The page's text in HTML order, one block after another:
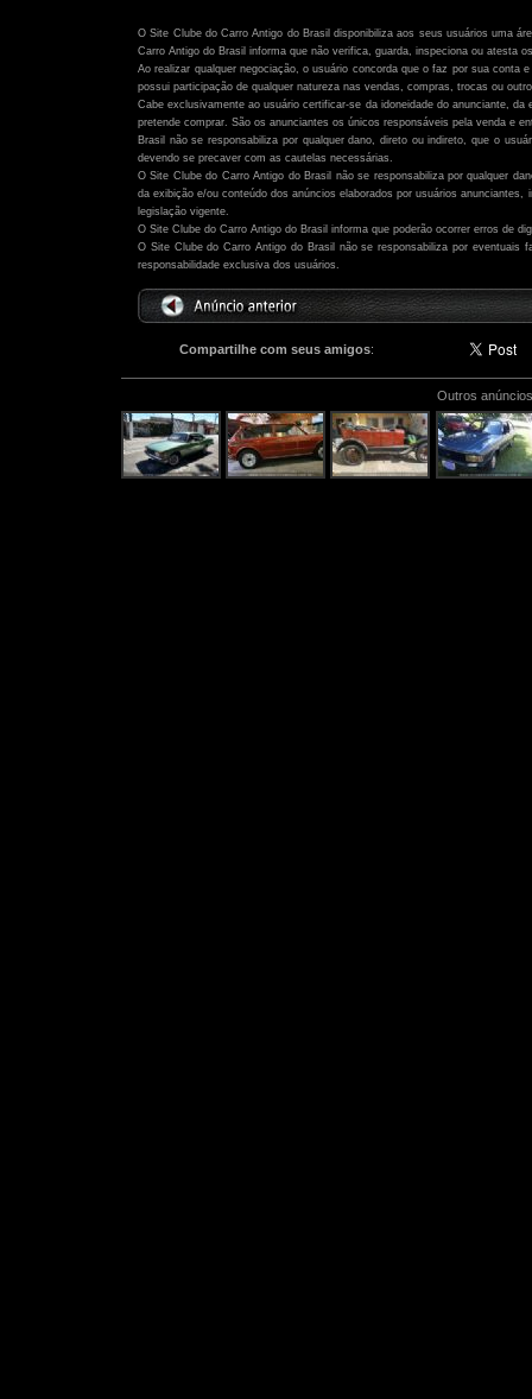
O Site Clube do Carro Antigo do Brasil disponibiliza aos seus usuários uma
Carro Antigo do Brasil informa que não verifica, guarda, inspeciona ou atesta
Ao realizar qualquer negociação, o usuário concorda que o faz por sua conta
possui participação de qualquer natureza nas vendas, compras, trocas ou
Cabe exclusivamente ao usuário certificar-se da idoneidade do anunciante,
pretende comprar. São os anunciantes os únicos responsáveis pela venda e
Brasil não se responsabiliza por qualquer dano, direto ou indireto, que o
devendo se precaver com as cautelas necessárias.
O Site Clube do Carro Antigo do Brasil não se responsabiliza por qualquer
da exibição e/ou conteúdo dos anúncios elaborados por usuários
legislação vigente.
O Site Clube do Carro Antigo do Brasil informa que poderão ocorrer erros de
O Site Clube do Carro Antigo do Brasil não se responsabiliza por eventuais
responsabilidade exclusiva dos usuários.
Compartilhe com seus amigos:
Outros